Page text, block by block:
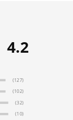
4.2
(127)
(102)
(32)
(10)